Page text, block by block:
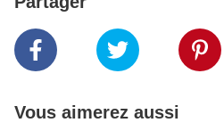
Vous aimerez aussi